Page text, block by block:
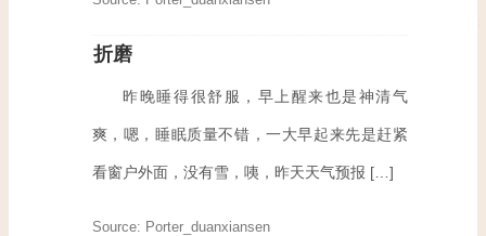
折磨
昨晚睡得很舒服，早上醒来也是神清气
爽，嗯，睡眠质量不错，一大早起来先是赶紧
看窗户外面，没有雪，咦，昨天天气预报 […]
Source: Porter_duanxiansen